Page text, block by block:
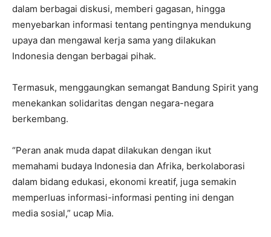
dalam berbagai diskusi, memberi gagasan, hingga
menyebarkan informasi tentang pentingnya mendukung
upaya dan mengawal kerja sama yang dilakukan
Indonesia dengan berbagai pihak.
Termasuk, menggaungkan semangat Bandung Spirit yang
menekankan solidaritas dengan negara-negara
berkembang.
“Peran anak muda dapat dilakukan dengan ikut
memahami budaya Indonesia dan Afrika, berkolaborasi
dalam bidang edukasi, ekonomi kreatif, juga semakin
memperluas informasi-informasi penting ini dengan
media sosial,” ucap Mia.